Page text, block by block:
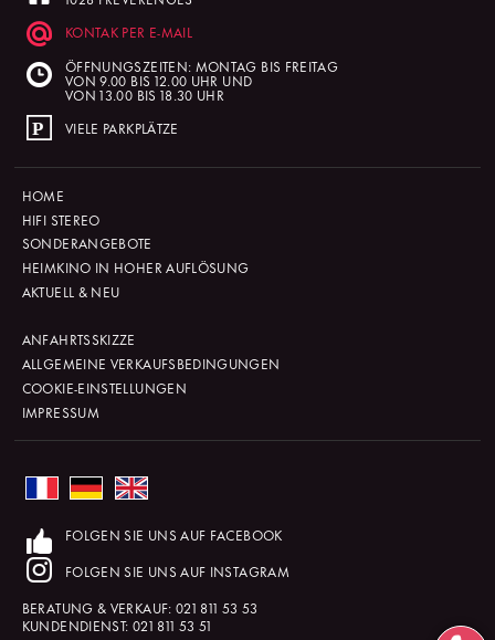
KONTAK PER E-MAIL
ÖFFNUNGSZEITEN: MONTAG BIS FREITAG
VON 9.00 BIS 12.00 UHR UND
VON 13.00 BIS 18.30 UHR
VIELE PARKPLÄTZE
HOME
HIFI STEREO
SONDERANGEBOTE
HEIMKINO IN HOHER AUFLÖSUNG
AKTUELL & NEU
ANFAHRTSSKIZZE
ALLGEMEINE VERKAUFSBEDINGUNGEN
COOKIE-EINSTELLUNGEN
IMPRESSUM
FOLGEN SIE UNS AUF FACEBOOK
FOLGEN SIE UNS AUF INSTAGRAM
BERATUNG & VERKAUF: 021 811 53 53
KUNDENDIENST: 021 811 53 51